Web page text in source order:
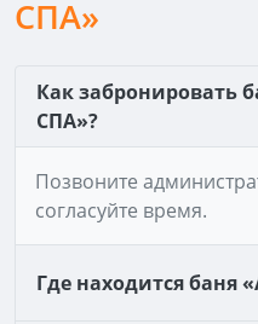
СПА»
Как забронировать
СПА»?
Позвоните
согласуйте время.
Где находится баня